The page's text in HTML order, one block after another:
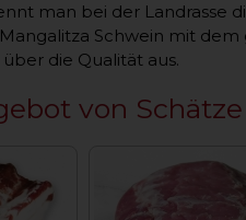
man bei der Landrasse
Schwein mit
die Qualität aus.
von